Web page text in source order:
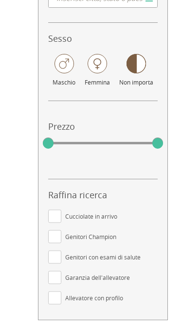
Sesso
Maschio Femmina Non importa
Prezzo
Raffina ricerca
Cucciolate in arrivo
Genitori Champion
Genitori con esami di salute
Garanzia dell'allevatore
Allevatore con profilo